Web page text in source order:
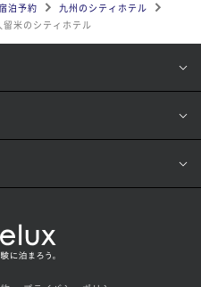
泊予約
九州のシティホテル
米のシティホテル